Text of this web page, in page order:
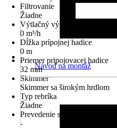
Filtrovanie
Žiadne
Výtlačný výkon
0 m³/h
Dĺžka prípojnej hadice
0 m
Priemer pripojovacej hadice
32 mm
Skimmer
Skimmer sa širokým hrdlom
Typ rebríka
Žiadne
Prevedenie schodíkov k bazénu
-
Návod na montáž